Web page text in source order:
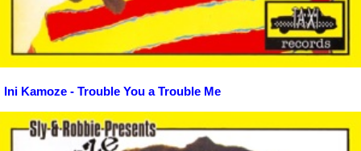
Ini Kamoze - Trouble You a Trouble Me